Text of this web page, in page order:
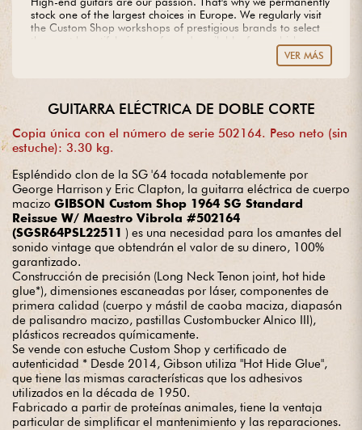
stock one of the largest choices in Europe. We regularly visit
the Custom Shop workshops of prestigious brands to select
the most beautiful pieces of wood available, from which we
create our own models. Do you dream of an extraordinary
guitar? Entrust us with your project with complete peace of
VER MÁS
GUITARRA ELÉCTRICA DE DOBLE CORTE
Copia única con el número de serie 502164. Peso neto (sin
estuche): 3.30 kg.
Espléndido clon de la SG '64 tocada notablemente por
George Harrison y Eric Clapton, la guitarra eléctrica de cuerpo
macizo GIBSON Custom Shop 1964 SG Standard
Reissue W/ Maestro Vibrola #502164
(SGSR64PSL22511 ) es una necesidad para los amantes del
sonido vintage que obtendrán el valor de su dinero, 100%
garantizado.
Construcción de precisión (Long Neck Tenon joint, hot hide
glue*), dimensiones escaneadas por láser, componentes de
primera calidad (cuerpo y mástil de caoba maciza, diapasón
de palisandro macizo, pastillas Custombucker Alnico III),
plásticos recreados químicamente.
Se vende con estuche Custom Shop y certificado de
autenticidad * Desde 2014, Gibson utiliza "Hot Hide Glue",
que tiene las mismas características que los adhesivos
utilizados en la década de 1950.
Fabricado a partir de proteínas animales, tiene la ventaja
particular de simplificar el mantenimiento y las reparaciones.